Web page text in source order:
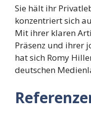
Sie hält ihr
konzentriert sich
Mit ihrer klaren
Präsenz und ihrer
hat sich Romy
deutschen